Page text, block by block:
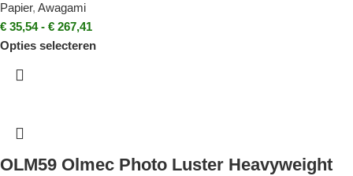
Papier, Awagami
€ 35,54 - € 267,41
Opties selecteren
OLM59 Olmec Photo Luster Heavyweight